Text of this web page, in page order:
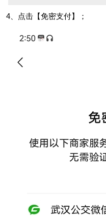
4、点击【免密支付】；